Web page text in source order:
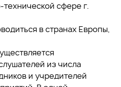
сфере г.
в странах Европы,
из числа
и учредителей